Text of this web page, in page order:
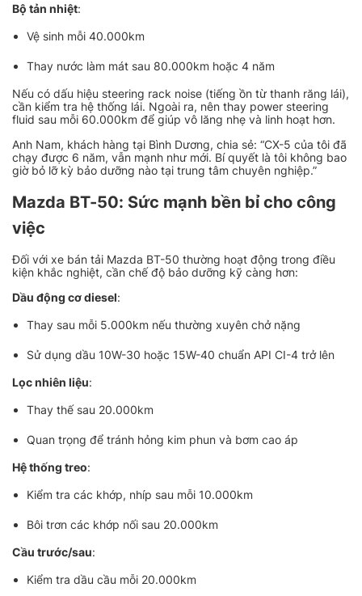
Bộ tản nhiệt:
Vệ sinh mỗi 40.000km
Thay nước làm mát sau 80.000km hoặc 4 năm
Nếu có dấu hiệu steering rack noise (tiếng ồn từ thanh răng lái),
cần kiểm tra hệ thống lái. Ngoài ra, nên thay power steering
fluid sau mỗi 60.000km để giúp vô lăng nhẹ và linh hoạt hơn.
Anh Nam, khách hàng tại Bình Dương, chia sẻ: “CX-5 của tôi đã
chạy được 6 năm, vẫn mạnh như mới. Bí quyết là tôi không bao
giờ bỏ lỡ kỳ bảo dưỡng nào tại trung tâm chuyên nghiệp.”
Mazda BT-50: Sức mạnh bền bỉ cho công
việc
Đối với xe bán tải Mazda BT-50 thường hoạt động trong điều
kiện khắc nghiệt, cần chế độ bảo dưỡng kỹ càng hơn:
Dầu động cơ diesel:
Thay sau mỗi 5.000km nếu thường xuyên chở nặng
Sử dụng dầu 10W-30 hoặc 15W-40 chuẩn API CI-4 trở lên
Lọc nhiên liệu:
Thay thế sau 20.000km
Quan trọng để tránh hỏng kim phun và bơm cao áp
Hệ thống treo:
Kiểm tra các khớp, nhíp sau mỗi 10.000km
Bôi trơn các khớp nối sau 20.000km
Cầu trước/sau:
Kiểm tra dầu cầu mỗi 20.000km